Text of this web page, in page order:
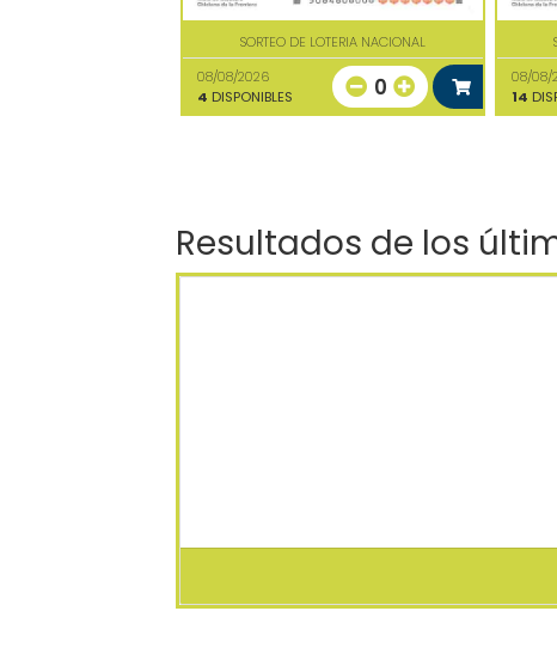
SORTEO DE LOTERIA NACIONAL
08/08/2026
4 DISPONIBLES 0
08/08/
14
Resultados de los